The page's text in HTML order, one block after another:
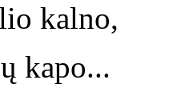
kalno,
kapo...